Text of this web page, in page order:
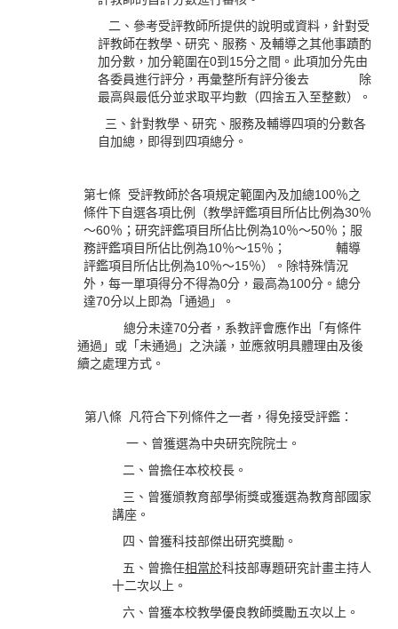
二、參考受評教師所提供的說明或資料，針對受
評教師在教學、研究、服務、及輔導之其他事蹟酌
加分數，加分範圍在0到15分之間。此項加分先由
各委員進行評分，再彙整所有評分後去 除
最高與最低分並求取平均數（四捨五入至整數）。
三、針對教學、研究、服務及輔導四項的分數各
自加總，即得到四項總分。
第七條 受評教師於各項規定範圍內及加總100％之
條件下自選各項比例（教學評鑑項目所佔比例為30％
～60％；研究評鑑項目所佔比例為10％～50％；服
務評鑑項目所佔比例為10％～15％； 輔導
評鑑項目所佔比例為10％～15％）。除特殊情況
外，每一單項得分不得為0分，最高為100分。總分
達70分以上即為「通過」。
總分未達70分者，系教評會應作出「有條件
通過」或「未通過」之決議，並應敘明具體理由及後
續之處理方式。
第八條 凡符合下列條件之一者，得免接受評鑑：
一、曾獲選為中央研究院院士。
二、曾擔任本校校長。
三、曾獲頒教育部學術獎或獲選為教育部國家
講座。
四、曾獲科技部傑出研究獎勵。
五、曾擔任相當於科技部專題研究計畫主持人
十二次以上。
六、曾獲本校教學優良教師獎勵五次以上。